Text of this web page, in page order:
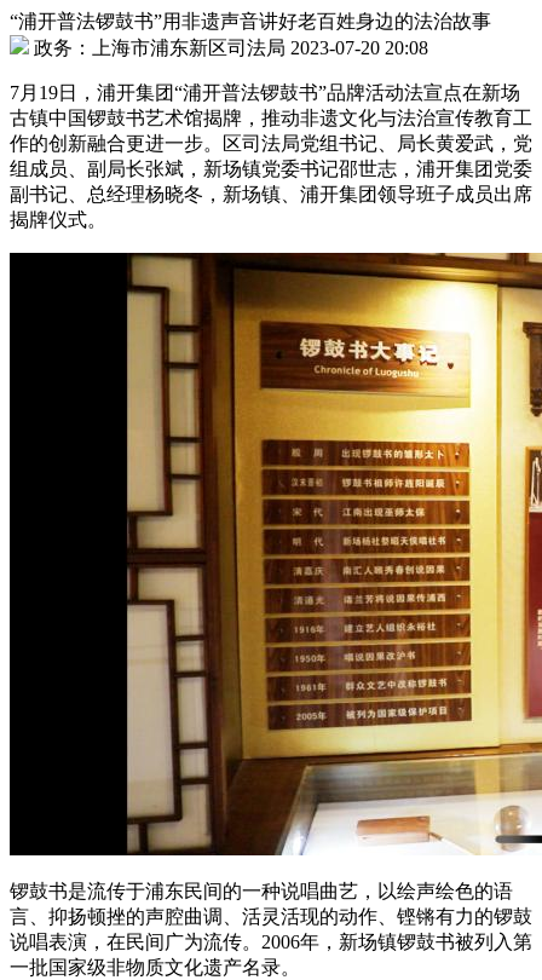
“浦开普法锣鼓书”用非遗声音讲好老百姓身边的法治故事
政务：上海市浦东新区司法局 2023-07-20 20:08
7月19日，浦开集团“浦开普法锣鼓书”品牌活动法宣点在新场
古镇中国锣鼓书艺术馆揭牌，推动非遗文化与法治宣传教育工
作的创新融合更进一步。区司法局党组书记、局长黄爱武，党
组成员、副局长张斌，新场镇党委书记邵世志，浦开集团党委
副书记、总经理杨晓冬，新场镇、浦开集团领导班子成员出席
揭牌仪式。
锣鼓书是流传于浦东民间的一种说唱曲艺，以绘声绘色的语
言、抑扬顿挫的声腔曲调、活灵活现的动作、铿锵有力的锣鼓
说唱表演，在民间广为流传。2006年，新场镇锣鼓书被列入第
一批国家级非物质文化遗产名录。